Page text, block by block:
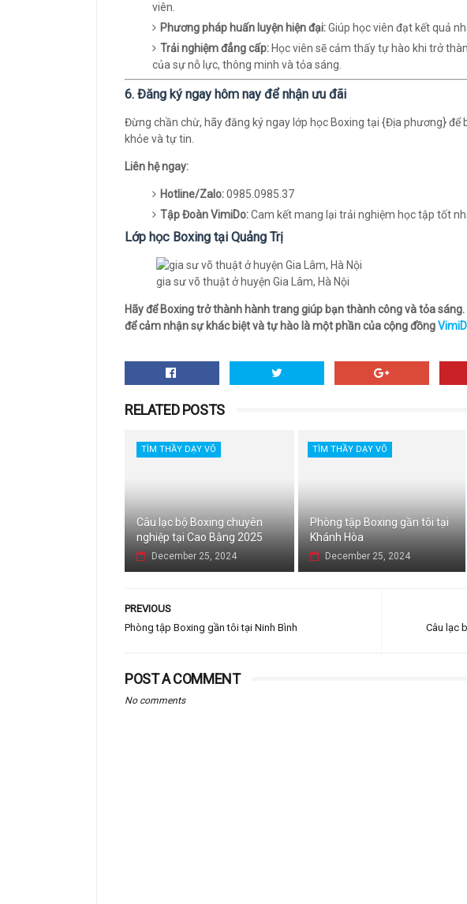
viên.
Phương pháp huấn luyện hiện đại:Giúp học viên đạt kết quả
Trải nghiệm đẳng cấp: Học viên sẽ cảm thấy tự hào khi trở
của sự nỗ lực, thông minh và tỏa sáng.
6. Đăng ký ngay hôm nay để nhận ưu đãi
Đừng chần chừ, hãy đăng ký ngay lớp học Boxing tại {Địa phương} để
khỏe và tự tin.
Liên hệ ngay:
Hotline/Zalo:0985.0985.37
Tập Đoàn VimiDo:Cam kết mang lại trải nghiệm học tập tốt
Lớp học Boxing tại Quảng Trị
gia sư võ thuật ở huyện Gia Lâm, Hà Nội
Hãy để Boxing trở thành hành trang giúp bạn thành công và tỏa
để cảm nhận sự khác biệt và tự hào là một phần của cộng đồng
RELATED POSTS
TÌM THẦY DẠY VÕ
Câu lạc bộ Boxing chuyên
nghiệp tại Cao Bằng 2025
December 25, 2024
TÌM THẦY DẠY VÕ
Phòng tập Boxing gần tôi tại
Khánh Hòa
December 25, 2024
Câu lạc
PREVIOUS
Phòng tập Boxing gần tôi tại Ninh Bình
POST A COMMENT
No comments